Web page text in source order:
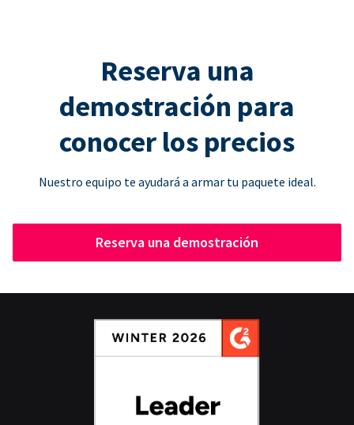
Reserva una
demostración para
conocer los precios
Nuestro equipo te ayudará a armar tu paquete ideal.
Reserva una demostración